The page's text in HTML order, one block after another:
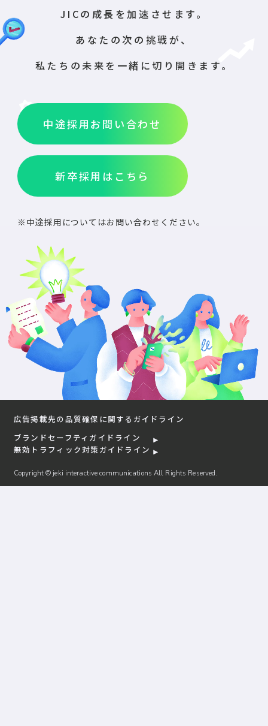
JICの成長を加速させます。
あなたの次の挑戦が、
私たちの未来を一緒に切り開きます。
中途採用お問い合わせ
新卒採用はこちら
※中途採用についてはお問い合わせください。
広告掲載先の品質確保に関するガイドライン
ブランドセーフティガイドライン
無効トラフィック対策ガイドライン
Copyright © jeki interactive communications All Rights Reserved.